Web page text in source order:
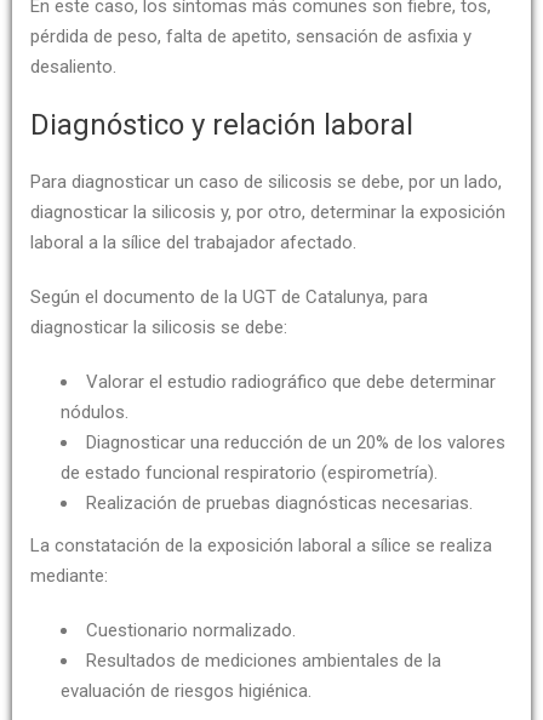
En este caso, los síntomas más comunes son fiebre, tos,
pérdida de peso, falta de apetito, sensación de asfixia y
desaliento.
Diagnóstico y relación laboral
Para diagnosticar un caso de silicosis se debe, por un lado,
diagnosticar la silicosis y, por otro, determinar la exposición
laboral a la sílice del trabajador afectado.
Según el documento de la UGT de Catalunya, para
diagnosticar la silicosis se debe:
Valorar el estudio radiográfico que debe determinar
nódulos.
Diagnosticar una reducción de un 20% de los valores
de estado funcional respiratorio (espirometría).
Realización de pruebas diagnósticas necesarias.
La constatación de la exposición laboral a sílice se realiza
mediante:
Cuestionario normalizado.
Resultados de mediciones ambientales de la
evaluación de riesgos higiénica.